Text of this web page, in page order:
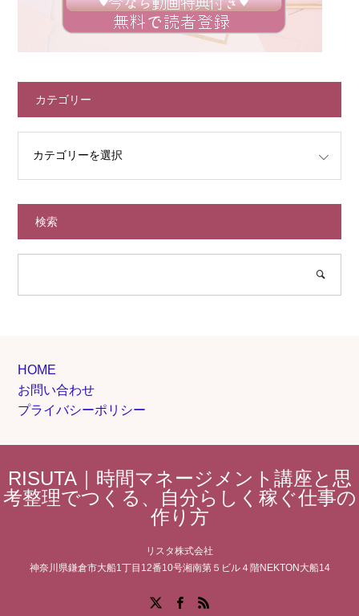
カテゴリー
検索
HOME
お問い合わせ
プライバシーポリシー
RISUTA｜時間マネージメント講座と思
考整理でつくる、自分らしく稼ぐ仕事の
作り方
リスタ株式会社
神奈川県鎌倉市大船1丁目12番10号湘南第５ビル４階NEKTON大船14